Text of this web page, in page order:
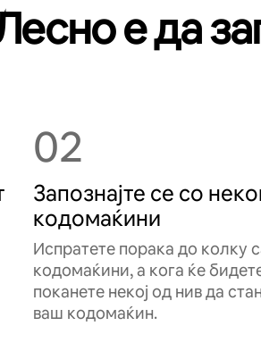
е да
02
Запознајте се со
кодомаќини
Испратете порака до колку
кодомаќини, а кога ќе
поканете некој од нив да
ваш кодомаќин.